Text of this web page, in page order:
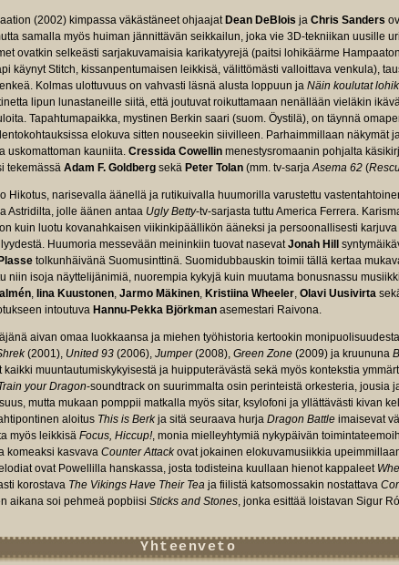
(2002) kimpassa väkästäneet ohjaajat Dean DeBlois ja Chris Sanders
samalla myös huiman jännittävän seikkailun, joka vie 3D-tekniikan uusille
ovatkin selkeästi sarjakuvamaisia karikatyyrejä (paitsi lohikäärme
käynyt Stitch, kissanpentumaisen leikkisä, välittömästi valloittava venkula),
Kolmas ulottuvuus on vahvasti läsnä alusta loppuun ja Näin koulutat
lipun lunastaneille siitä, että joutuvat roikuttamaan nenällään vieläkin
Tapahtumapaikka, mystinen Berkin saari (suom. Öystilä), on täynnä
elokuva sitten nouseekin siivilleen. Parhaimmillaan näkymät
uskomattoman kauniita. Cressida Cowellin menestysromaanin pohjalta
tekemässä Adam F. Goldberg sekä Peter Tolan (mm. tv-sarjaAsema 62 (
Hikotus, narisevalla äänellä ja rutikuivalla huumorilla varustettu
Astridilta, jolle äänen antaa Ugly Betty-tv-sarjasta tuttu America Ferrera.
kuin luotu kovanahkaisen viikinkipäällikön ääneksi ja persoonallisesti
Huumoria messevään meininkiin tuovat nasevatJonah Hill
tolkunhäivänä Suomusinttinä. Suomidubbauskin toimii tällä kertaa
niin isoja näyttelijänimiä, nuorempia kykyjä kuin muutama bonusnassu
, Iina Kuustonen, Jarmo Mäkinen, Kristiina Wheeler, Olavi Uusivirta
intoutuva Hannu-Pekka Björkman asemestari Raivona.
aivan omaa luokkaansa ja miehen työhistoria kertookin
(2001), United 93 (2006), Jumper(2008), Green Zone (2009) ja kruununa
muuntautumiskykyisestä ja huipputerävästä sekä myös kontekstia
your Dragon-soundtrack on suurimmalta osin perinteistä orkesteria, jousia
mutta mukaan pomppii matkalla myös sitar, ksylofoni ja yllättävästi kivan
aloitus This is Berkja sitä seuraava hurja Dragon Battle imaisevat
myös leikkisä Focus, Hiccup!, monia mielleyhtymiä nykypäivän
komeaksi kasvava Counter Attackovat jokainen elokuvamusiikkia
ovat Powellilla hanskassa, josta todisteina kuullaan hienot kappaleet
korostava The Vikings Have Their Tea ja fiilistä katsomossakin nostattava
aikana soi pehmeä popbiisi Sticks and Stones, jonka esittää loistavan Sigur
Yhteenveto